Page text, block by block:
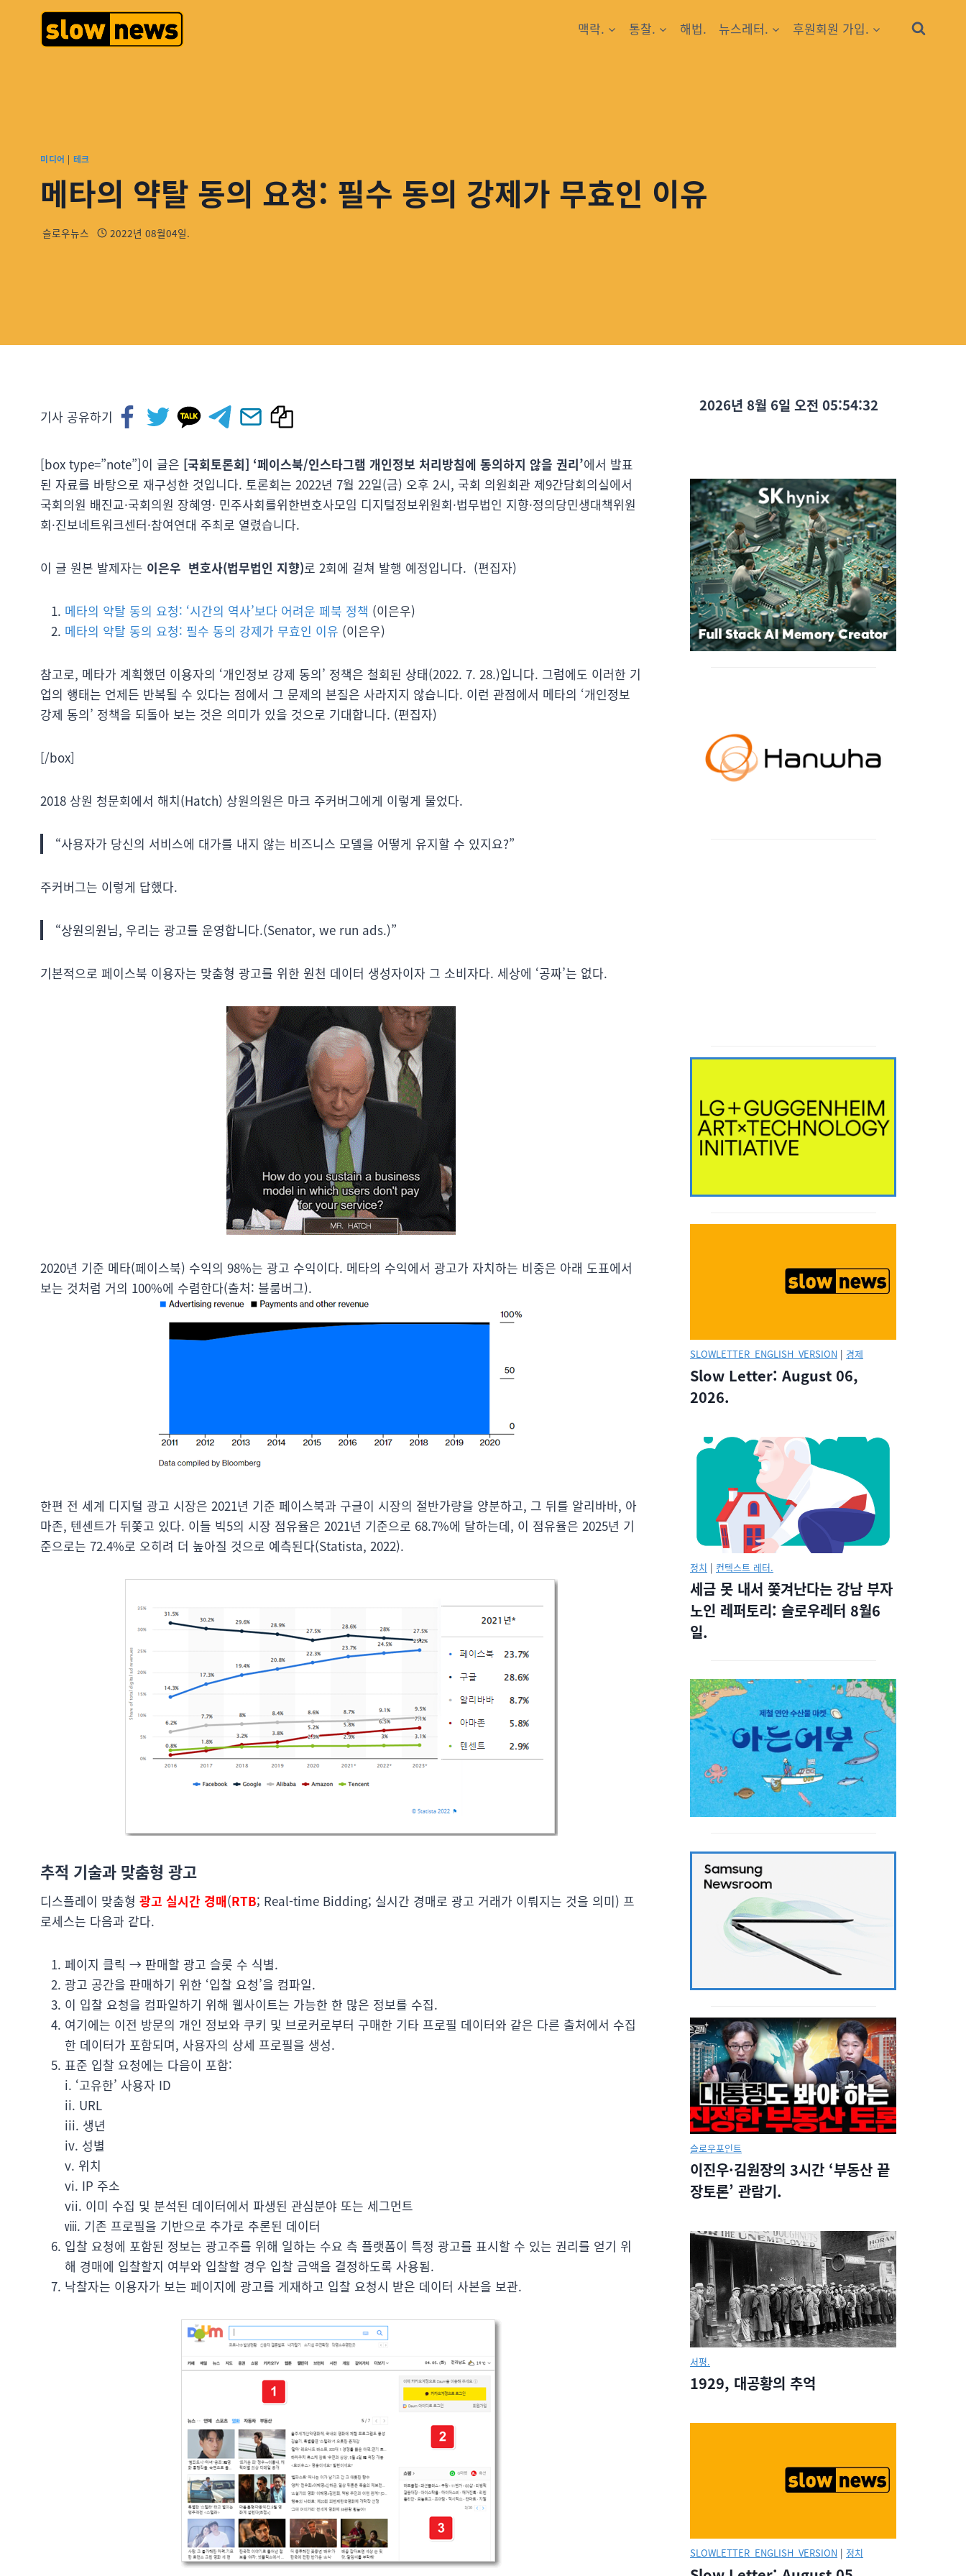
맥락. 통찰. 해법. 뉴스레터. 후원회원 가입.
미디어 | 테크
메타의 약탈 동의 요청: 필수 동의 강제가 무효인 이유
슬로우뉴스 2022년 08월04일.
기사 공유하기
[box type=”note”]이 글은 [국회토론회] ‘페이스북/인스타그램 개인정보 처리방침에 동의하지 않을 권리’에서 발표
된 자료를 바탕으로 재구성한 것입니다. 토론회는 2022년 7월 22일(금) 오후 2시, 국회 의원회관 제9간담회의실에서
국회의원 배진교·국회의원 장혜영· 민주사회를위한변호사모임 디지털정보위원회·법무법인 지향·정의당민생대책위원
회·진보네트워크센터·참여연대 주최로 열렸습니다.
이 글 원본 발제자는 이은우 변호사(법무법인 지향)로 2회에 걸쳐 발행 예정입니다. (편집자)
메타의 약탈 동의 요청: ‘시간의 역사’보다 어려운 페북 정책 (이은우)
메타의 약탈 동의 요청: 필수 동의 강제가 무효인 이유 (이은우)
참고로, 메타가 계획했던 이용자의 ‘개인정보 강제 동의’ 정책은 철회된 상태(2022. 7. 28.)입니다. 그럼에도 이러한 기
업의 행태는 언제든 반복될 수 있다는 점에서 그 문제의 본질은 사라지지 않습니다. 이런 관점에서 메타의 ‘개인정보
강제 동의’ 정책을 되돌아 보는 것은 의미가 있을 것으로 기대합니다. (편집자)
[/box]
2018 상원 청문회에서 해치(Hatch) 상원의원은 마크 주커버그에게 이렇게 물었다.
“사용자가 당신의 서비스에 대가를 내지 않는 비즈니스 모델을 어떻게 유지할 수 있지요?”
주커버그는 이렇게 답했다.
“상원의원님, 우리는 광고를 운영합니다.(Senator, we run ads.)”
기본적으로 페이스북 이용자는 맞춤형 광고를 위한 원천 데이터 생성자이자 그 소비자다. 세상에 ‘공짜’는 없다.
2020년 기준 메타(페이스북) 수익의 98%는 광고 수익이다. 메타의 수익에서 광고가 자치하는 비중은 아래 도표에서
보는 것처럼 거의 100%에 수렴한다(출처: 블룸버그).
한편 전 세계 디지털 광고 시장은 2021년 기준 페이스북과 구글이 시장의 절반가량을 양분하고, 그 뒤를 알리바바, 아
마존, 텐센트가 뒤쫓고 있다. 이들 빅5의 시장 점유율은 2021년 기준으로 68.7%에 달하는데, 이 점유율은 2025년 기
준으로는 72.4%로 오히려 더 높아질 것으로 예측된다(Statista, 2022).
추적 기술과 맞춤형 광고
디스플레이 맞춤형 광고 실시간 경매(RTB; Real-time Bidding; 실시간 경매로 광고 거래가 이뤄지는 것을 의미) 프
로세스는 다음과 같다.
페이지 클릭 → 판매할 광고 슬롯 수 식별.
광고 공간을 판매하기 위한 ‘입찰 요청’을 컴파일.
이 입찰 요청을 컴파일하기 위해 웹사이트는 가능한 한 많은 정보를 수집.
여기에는 이전 방문의 개인 정보와 쿠키 및 브로커로부터 구매한 기타 프로필 데이터와 같은 다른 출처에서 수집
한 데이터가 포함되며, 사용자의 상세 프로필을 생성.
표준 입찰 요청에는 다음이 포함:
i. ‘고유한’ 사용자 ID
ii. URL
iii. 생년
iv. 성별
v. 위치
vi. IP 주소
vii. 이미 수집 및 분석된 데이터에서 파생된 관심분야 또는 세그먼트
ⅷ. 기존 프로필을 기반으로 추가로 추론된 데이터
입찰 요청에 포함된 정보는 광고주를 위해 일하는 수요 측 플랫폼이 특정 광고를 표시할 수 있는 권리를 얻기 위
해 경매에 입찰할지 여부와 입찰할 경우 입찰 금액을 결정하도록 사용됨.
낙찰자는 이용자가 보는 페이지에 광고를 게재하고 입찰 요청시 받은 데이터 사본을 보관.
2026년 8월 6일 오전 05:54:34
SLOWLETTER_ENGLISH_VERSION | 경제
Slow Letter: August 06,
2026.
정치 | 컨텍스트 레터.
세금 못 내서 쫓겨난다는 강남 부자
노인 레퍼토리: 슬로우레터 8월6
일.
슬로우포인트
이진우·김원장의 3시간 ‘부동산 끝
장토론’ 관람기.
서평.
1929, 대공황의 추억
SLOWLETTER_ENGLISH_VERSION | 정치